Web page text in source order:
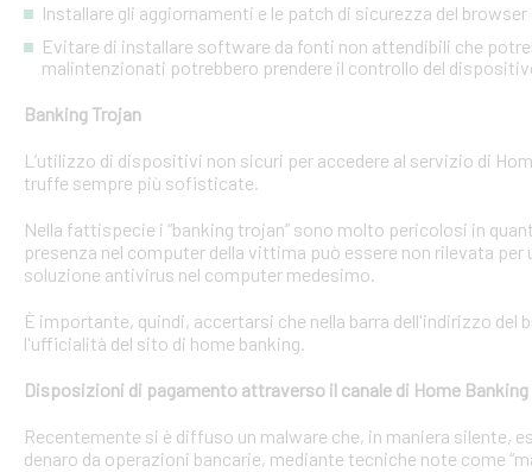
Installare gli aggiornamenti e le patch di sicurezza del
Evitare di installare software da fonti non attendibili che
malintenzionati potrebbero prendere il controllo del
Banking Trojan
L’utilizzo di dispositivi non sicuri per accedere al servizio di
truffe sempre più sofisticate.
Nella fattispecie i “banking trojan” sono molto pericolosi in
presenza nel computer della vittima può essere non rilevata
soluzione antivirus nel computer medesimo.
È importante, quindi, accertarsi che nella barra dell'indirizzo
l'ufficialità del sito di home banking.
Disposizioni di pagamento attraverso il canale di Home Banking
Recentemente si è diffuso un malware che, in maniera silente,
denaro da operazioni bancarie, mediante tecniche note come